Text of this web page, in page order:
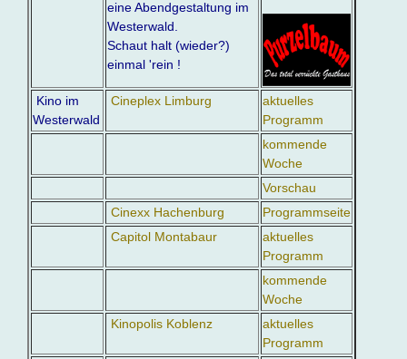
eine Abendgestaltung im
Westerwald.
Schaut halt (wieder?)
einmal 'rein !
Kino im
Westerwald
Cineplex Limburg
aktuelles
Programm
kommende
Woche
Vorschau
Cinexx Hachenburg
Programmseite
Capitol Montabaur
aktuelles
Programm
kommende
Woche
Kinopolis Koblenz
aktuelles
Programm